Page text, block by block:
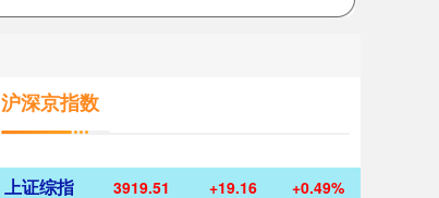
沪深京指数
上证综指 3919.51 +19.16 +0.49%